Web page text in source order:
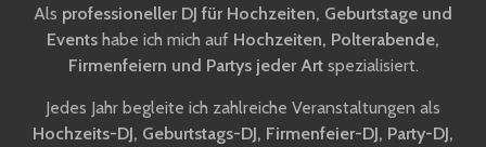
Als professioneller DJ für Hochzeiten, Geburtstage und
Events habe ich mich auf Hochzeiten, Polterabende,
Firmenfeiern und Partys jeder Artspezialisiert.
Jedes Jahr begleite ich zahlreiche Veranstaltungen als
Hochzeits-DJ, Geburtstags-DJ, Firmenfeier-DJ, Party-DJ,